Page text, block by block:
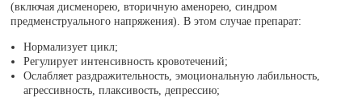
(включая дисменорею, вторичную аменорею, синдром
предменструального напряжения). В этом случае препарат:
Нормализует цикл;
Регулирует интенсивность кровотечений;
Ослабляет раздражительность, эмоциональную лабильность,
агрессивность, плаксивость, депрессию;